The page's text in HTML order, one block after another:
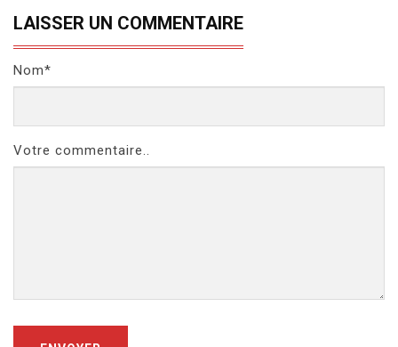
LAISSER UN COMMENTAIRE
Nom*
Votre commentaire..